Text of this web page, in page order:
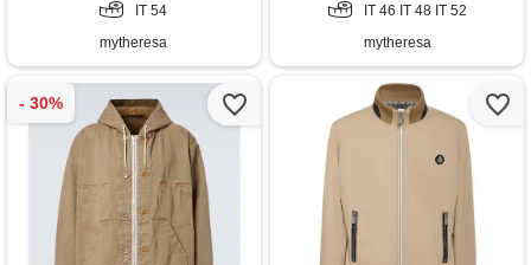
IT 54
mytheresa
IT 46 IT 48 IT 52
mytheresa